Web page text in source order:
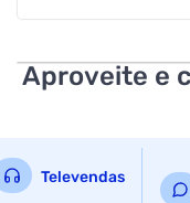
Aproveite e
Televendas